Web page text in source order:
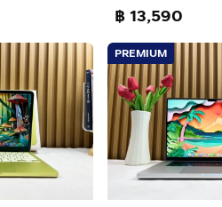
฿ 13,590
PREMIUM